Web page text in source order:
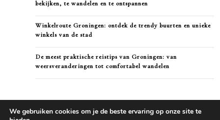
bekijken, te wandelen en te ontspannen
Winkelroute Groningen: ontdek de trendy buurten en unieke
winkels van de stad
De meest praktische reistips van Groningen: van
weersveranderingen tot comfortabel wandelen
We gebruiken cookies om je de beste ervaring op onze site te